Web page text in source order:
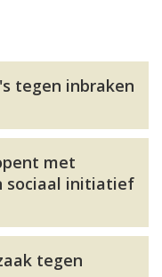
tegen inbraken
met
sociaal initiatief
tegen